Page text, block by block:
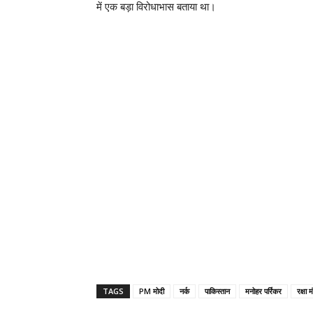
में एक बड़ा विरोधाभास बताया था।
TAGS PM मोदी नर्क पाकिस्तान मनोहर पर्रिकर रक्षा